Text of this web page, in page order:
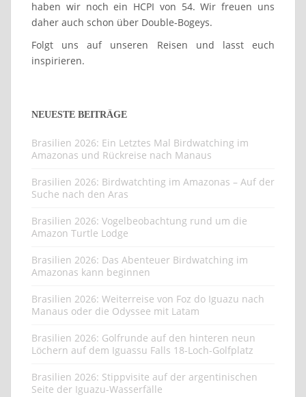
haben wir noch ein HCPI von 54. Wir freuen uns
daher auch schon über Double-Bogeys.
Folgt uns auf unseren Reisen und lasst euch
inspirieren.
NEUESTE BEITRÄGE
Brasilien 2026: Ein Letztes Mal Birdwatching im
Amazonas und Rückreise nach Manaus
Brasilien 2026: Birdwatchting im Amazonas – Auf der
Suche nach den Aras
Brasilien 2026: Vogelbeobachtung rund um die
Amazon Turtle Lodge
Brasilien 2026: Das Abenteuer Birdwatching im
Amazonas kann beginnen
Brasilien 2026: Weiterreise von Foz do Iguazu nach
Manaus oder die Odyssee mit Latam
Brasilien 2026: Golfrunde auf den hinteren neun
Löchern auf dem Iguassu Falls 18-Loch-Golfplatz
Brasilien 2026: Stippvisite auf der argentinischen
Seite der Iguazu-Wasserfälle